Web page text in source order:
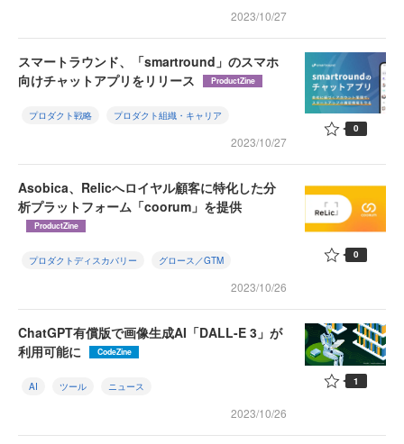
2023/10/27
スマートラウンド、「smartround」のスマホ
向けチャットアプリをリリース
ProductZine
プロダクト戦略 プロダクト組織・キャリア
2023/10/27
0
Asobica、Relicへロイヤル顧客に特化した分
析プラットフォーム「coorum」を提供
ProductZine
プロダクトディスカバリー グロース／GTM
2023/10/26
0
ChatGPT有償版で画像生成AI「DALL-E 3」が
利用可能に
CodeZine
AI ツール ニュース
2023/10/26
1